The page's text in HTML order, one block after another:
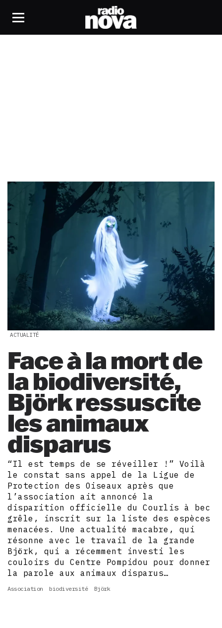
ACTUALITÉ
Face à la mort de
la biodiversité,
Björk ressuscite
les animaux
disparus
“Il est temps de se réveiller !” Voilà
le constat sans appel de la Ligue de
Protection des Oiseaux après que
l’association ait annoncé la
disparition officielle du Courlis à bec
grêle, inscrit sur la liste des espèces
menacées. Une actualité macabre, qui
résonne avec le travail de la grande
Björk, qui a récemment investi les
couloirs du Centre Pompidou pour donner
la parole aux animaux disparus…
Association biodiversité Björk